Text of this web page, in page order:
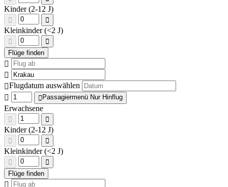
Kinder (2-12 J)
Kleinkinder (<2 J)
Flugdatum auswählen
Passagiermenü Nur Hinflug
Erwachsene
Kinder (2-12 J)
Kleinkinder (<2 J)